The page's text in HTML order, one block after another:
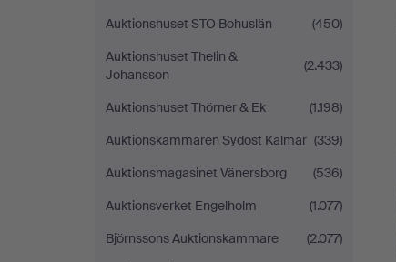
Auktionshuset STO Bohuslän
(450)
Auktionshuset Thelin &
Johansson
(2.433)
Auktionshuset Thörner & Ek
(1.198)
Auktionskammaren Sydost Kalmar (339)
Auktionsmagasinet Vänersborg
(536)
Auktionsverket Engelholm
(1.077)
Björnssons Auktionskammare
(2.077)